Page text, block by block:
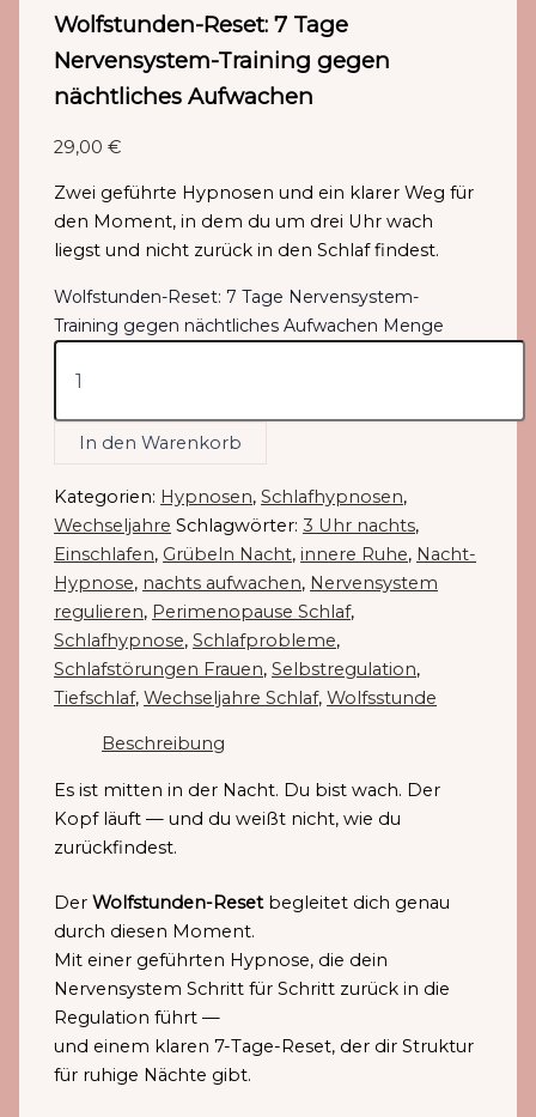
Wolfstunden-Reset: 7 Tage
Nervensystem-Training gegen
nächtliches Aufwachen
29,00€
Zwei geführte Hypnosen und ein klarer Weg für
den Moment, in dem du um drei Uhr wach
liegst und nicht zurück in den Schlaf findest.
Wolfstunden-Reset: 7 Tage Nervensystem-
Training gegen nächtliches Aufwachen Menge
In den Warenkorb
Kategorien: Hypnosen,Schlafhypnosen,
Wechseljahre Schlagwörter:3 Uhr nachts,
Einschlafen, Grübeln Nacht, innere Ruhe, Nacht-
Hypnose, nachts aufwachen, Nervensystem
regulieren, Perimenopause Schlaf,
Schlafhypnose,Schlafprobleme,
Schlafstörungen Frauen,Selbstregulation,
Tiefschlaf,Wechseljahre Schlaf,Wolfsstunde
Beschreibung
Es ist mitten in der Nacht. Du bist wach. Der
Kopf läuft — und du weißt nicht, wie du
zurückfindest.
DerWolfstunden-Resetbegleitet dich genau
durch diesen Moment.
Mit einer geführten Hypnose, die dein
Nervensystem Schritt für Schritt zurück in die
Regulation führt —
und einem klaren 7-Tage-Reset, der dir Struktur
für ruhige Nächte gibt.